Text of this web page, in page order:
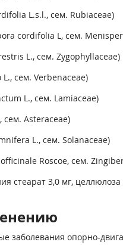
L.s.l., сем. Rubiaceae)
cordifolia L, ceм.
L., ceм. Zygophyllaceae)
сем. Verbenaceae)
L., ceм. Lamiaceae)
ceм. Asteraceae)
L., ceм. Solanaceae)
Roscoe, ceм.
стеарат 3,0 мг,
заболевания опорно-